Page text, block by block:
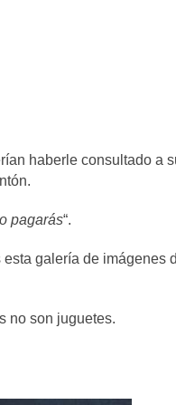
haberle consultado a
pagarás“.
galería de imágenes
no son juguetes.